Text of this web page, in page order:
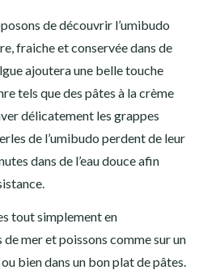
de découvrir l’umibudo
fraiche et conservée dans de
ajoutera une belle touche
tels que des pâtes à la crème
délicatement les grappes
de l’umibudo perdent de leur
dans de l’eau douce afin
tout simplement en
mer et poissons comme sur un
bien dans un bon plat de pâtes.